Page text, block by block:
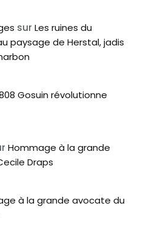
sur Les ruines du
paysage de Herstal, jadis
Gosuin révolutionne
Hommage à la grande
Draps
à la grande avocate du